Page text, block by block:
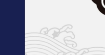
LANGUAGE